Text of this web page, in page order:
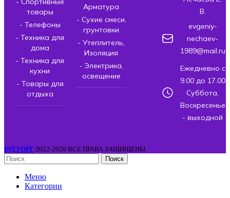
товары
- Телефоны
- Техника для
дома
- Техника для
кухни
- Товары для
отдыха
Арматура
- Сухие смеси,
грунтовки
- Утеплитель,
Изоляция
- Электрика,
освещение
В.
evgeniy-
nechaev-
1989@mail.ru
Ежедневно с
9.00 до 17.00
Суббота,
Воскресенье
- выходной
INTТОРГ 2022-2026 ВСЕ ПРАВА ЗАЩИЩЕНЫ.
Поиск
Меню
Категории